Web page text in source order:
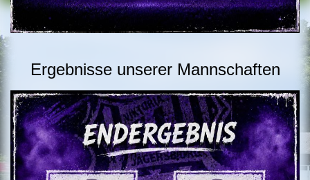
Ergebnisse unserer Mannschaften